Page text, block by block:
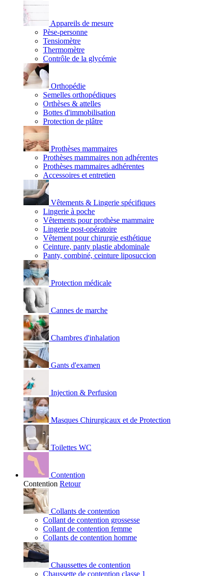
Appareils de mesure
Pèse-personne
Tensiomètre
Thermomètre
Contrôle de la glycémie
Orthopédie
Semelles orthopédiques
Orthèses & attelles
Bottes d'immobilisation
Protection de plâtre
Prothèses mammaires
Prothèses mammaires non adhérentes
Prothèses mammaires adhérentes
Accessoires et entretien
Vêtements & Lingerie spécifiques
Lingerie à poche
Vêtements pour prothèse mammaire
Lingerie post-opératoire
Vêtement pour chirurgie esthétique
Ceinture, panty plastie abdominale
Panty, combiné, ceinture liposuccion
Protection médicale
Cannes de marche
Chambres d'inhalation
Gants d'examen
Injection & Perfusion
Masques Chirurgicaux et de Protection
Toilettes WC
Contention
Contention Retour
Collants de contention
Collant de contention grossesse
Collant de contention femme
Collants de contention homme
Chaussettes de contention
Chaussette de contention classe 1